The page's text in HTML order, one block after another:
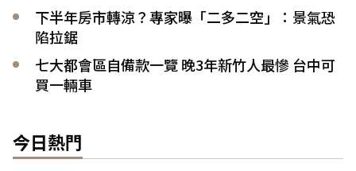
下半年房市轉涼？專家曝「二多二空」：景氣恐
陷拉鋸
七大都會區自備款一覽 晚3年新竹人最慘 台中可
買一輛車
今日熱門